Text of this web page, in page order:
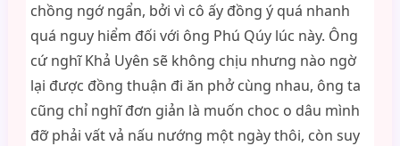
chồng ngớ ngẩn, bởi vì cô ấy đồng ý quá nhanh
quá nguy hiểm đối với ông Phú Qúy lúc này. Ông
cứ nghĩ Khả Uyên sẽ không chịu nhưng nào ngờ
lại được đồng thuận đi ăn phở cùng nhau, ông ta
cũng chỉ nghĩ đơn giản là muốn choc o dâu mình
đỡ phải vất vả nấu nướng một ngày thôi, còn suy